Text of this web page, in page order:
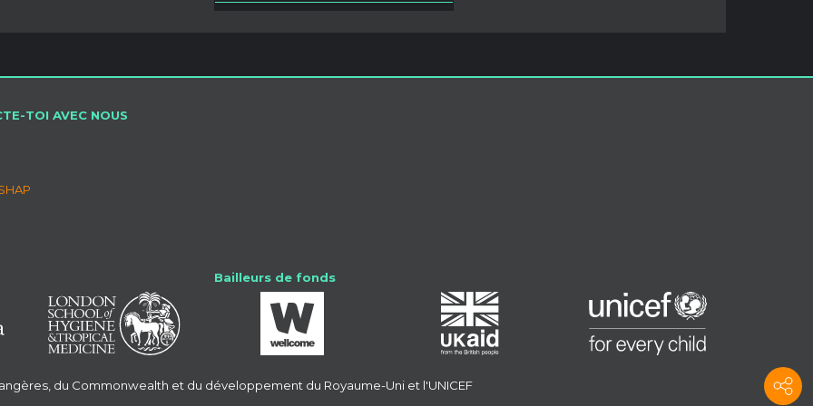
TOI AVEC NOUS
Bailleurs de fonds
du Commonwealth et du développement du Royaume-Uni et l'UNICEF